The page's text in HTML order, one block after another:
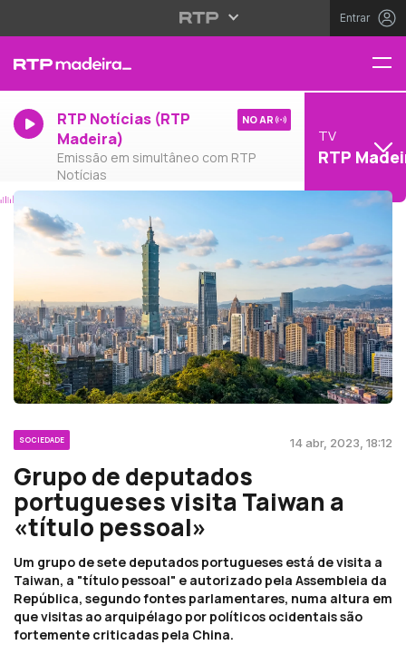
Entrar
RTP Notícias (RTP
Madeira)
Emissão em simultâneo com RTP
Notícias
NO AR
TV
RTP
SOCIEDADE 14 abr, 2023, 18:12
Grupo de deputados
portugueses visita Taiwan a
«título pessoal»
Um grupo de sete deputados portugueses está de visita a
Taiwan, a "título pessoal" e autorizado pela Assembleia da
República, segundo fontes parlamentares, numa altura em
que visitas ao arquipélago por políticos ocidentais são
fortemente criticadas pela China.